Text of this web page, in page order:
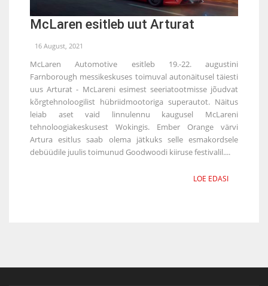
McLaren esitleb uut Arturat
16 August, 2021
McLaren Automotive esitleb 19.-22. augustini
Farnborough messikeskuses toimuval autonäitusel täiesti
uus Arturat - McLareni esimest seeriatootmisse jõudvat
kõrgtehnoloogilist hübriidmootoriga superautot. Näitus
leiab aset vaid linnulennu kaugusel McLareni
tehnoloogiakeskusest Wokingis. Ember Orange värvi
Artura esitlus saab olema jätkuks selle esmakordsele
debüüdile juulis toimunud Goodwoodi kiiruse festivalil....
LOE EDASI